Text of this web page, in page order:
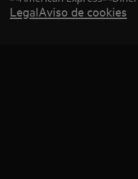
LegalAviso de cookies